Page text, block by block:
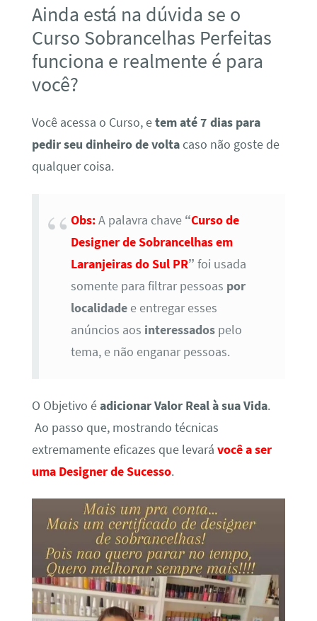
Ainda está na dúvida se o
Curso Sobrancelhas Perfeitas
funciona e realmente é para
você?
Você acessa o Curso, etem até 7 dias para
pedir seu dinheiro de voltacaso não goste de
qualquer coisa.
Obs:A palavra chave “Curso de
Designer de Sobrancelhas em
Laranjeiras do Sul PR” foi usada
somente para filtrar pessoas por
localidadee entregar esses
anúncios aos interessadospelo
tema, e não enganar pessoas.
O Objetivo éadicionar Valor Real à sua Vida.
Ao passo que, mostrando técnicas
extremamente eficazes que levará você a ser
uma Designer de Sucesso.